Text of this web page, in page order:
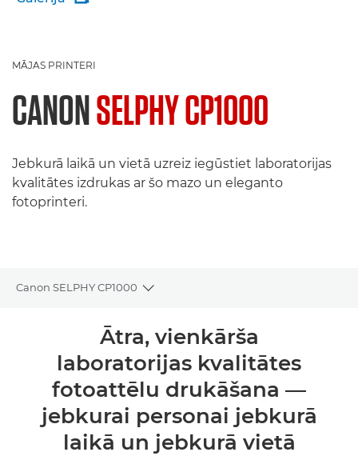
MĀJAS PRINTERI
CANONSELPHY CP1000
Jebkurā laikā un vietā uzreiz iegūstiet laboratorijas
kvalitātes izdrukas ar šo mazo un eleganto
fotoprinteri.
Canon SELPHY CP1000
Toggle breadcrumbs
Tehniskie dati
Ātra, vienkārša
laboratorijas kvalitātes
fotoattēlu drukāšana —
jebkurai personai jebkurā
laikā un jebkurā vietā